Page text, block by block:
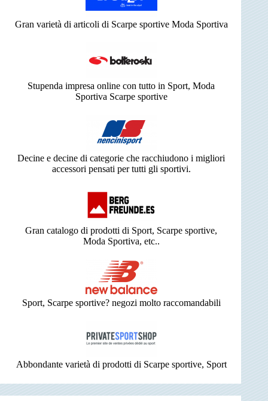
Gran varietà di articoli di Scarpe sportive Moda Sportiva
Stupenda impresa online con tutto in Sport, Moda
Sportiva Scarpe sportive
Decine e decine di categorie che racchiudono i migliori
accessori pensati per tutti gli sportivi.
Gran catalogo di prodotti di Sport, Scarpe sportive,
Moda Sportiva, etc..
Sport, Scarpe sportive? negozi molto raccomandabili
Abbondante varietà di prodotti di Scarpe sportive, Sport